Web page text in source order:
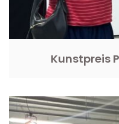
Kunstpreis